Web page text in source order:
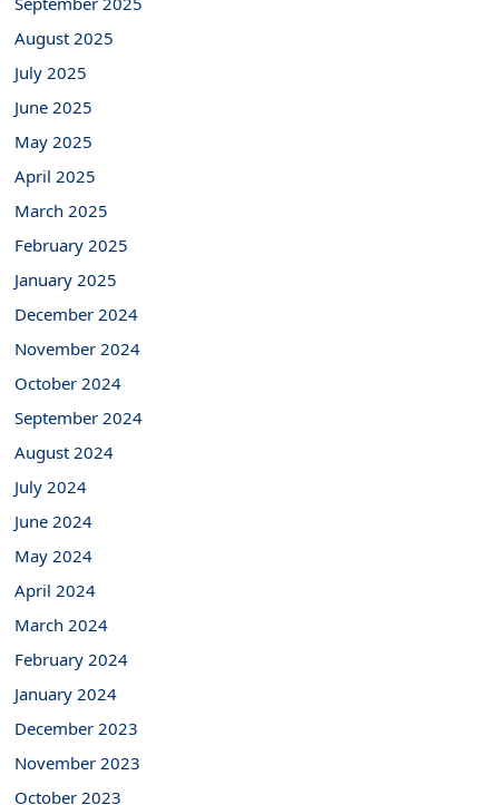
August 2025
July 2025
June 2025
May 2025
April 2025
March 2025
February 2025
January 2025
December 2024
November 2024
October 2024
September 2024
August 2024
July 2024
June 2024
May 2024
April 2024
March 2024
February 2024
January 2024
December 2023
November 2023
October 2023